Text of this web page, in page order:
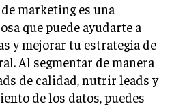
Serrano, apasionado de la
persuasiva. Con más de 10 años de
uso la palabra escrita para crear
de marketing exitosas. Amante de la
busco el enfoque creativo en cada
marketing es una
que puede ayudarte a
y mejorar tu estrategia de
Al segmentar de manera
de calidad, nutrir leads y
de los datos, puedes